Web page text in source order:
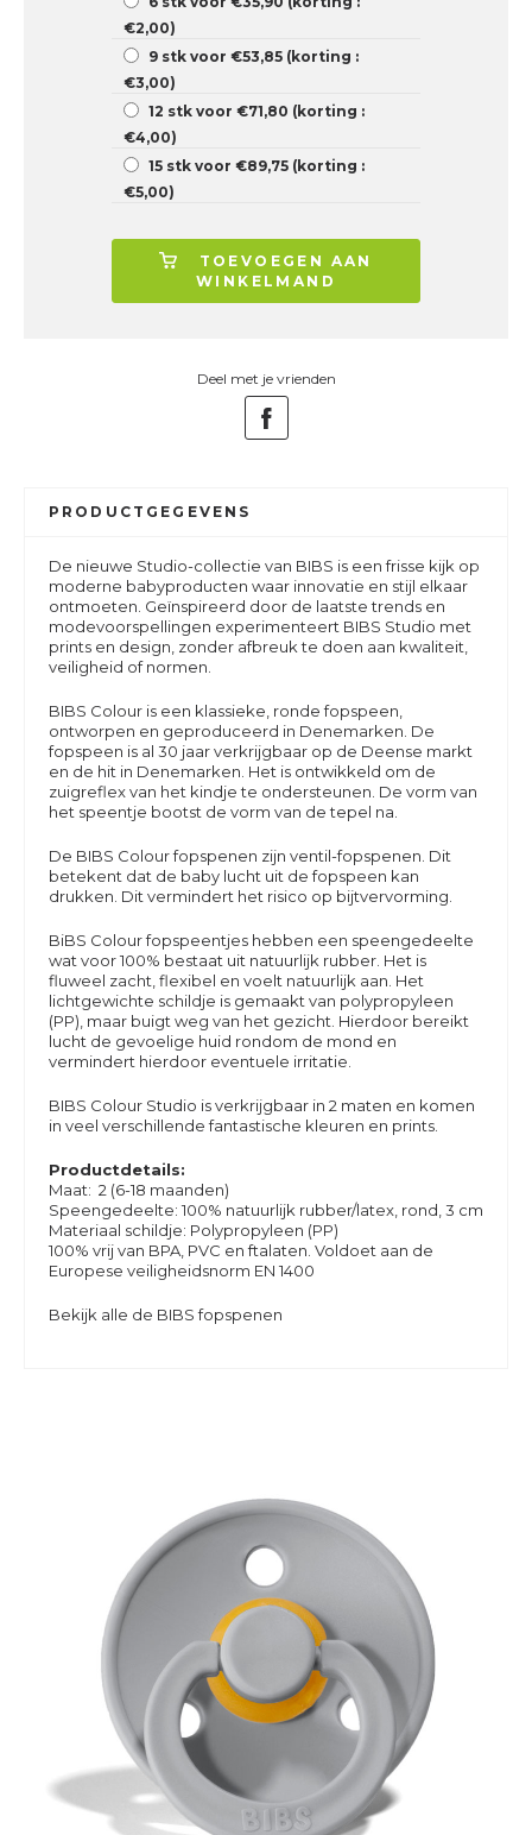
€2,00)
9 stk voor €53,85 (korting :
€3,00)
12 stk voor €71,80 (korting :
€4,00)
15 stk voor €89,75 (korting :
€5,00)
TOEVOEGEN AAN
WINKELMAND
Deel met je vrienden
PRODUCTGEGEVENS
De nieuwe Studio-collectie van BIBS is een frisse kijk op
moderne babyproducten waar innovatie en stijl elkaar
ontmoeten. Geïnspireerd door de laatste trends en
modevoorspellingen experimenteert BIBS Studio met
prints en design, zonder afbreuk te doen aan kwaliteit,
veiligheid of normen.
BIBS Colour is een klassieke, ronde fopspeen,
ontworpen en geproduceerd in Denemarken. De
fopspeen is al 30 jaar verkrijgbaar op de Deense markt
en de hit in Denemarken. Het is ontwikkeld om de
zuigreflex van het kindje te ondersteunen. De vorm van
het speentje bootst de vorm van de tepel na.
De BIBS Colour fopspenen zijn ventil-fopspenen. Dit
betekent dat de baby lucht uit de fopspeen kan
drukken. Dit vermindert het risico op bijtvervorming.
BiBS Colour fopspeentjes hebben een speengedeelte
wat voor 100% bestaat uit natuurlijk rubber. Het is
fluweel zacht, flexibel en voelt natuurlijk aan. Het
lichtgewichte schildje is gemaakt van polypropyleen
(PP), maar buigt weg van het gezicht. Hierdoor bereikt
lucht de gevoelige huid rondom de mond en
vermindert hierdoor eventuele irritatie.
BIBS Colour Studio is verkrijgbaar in 2 maten en komen
in veel verschillende fantastische kleuren en prints.
Productdetails:
Maat: 2 (6-18 maanden)
Speengedeelte: 100% natuurlijk rubber/latex, rond, 3 cm
Materiaal schildje: Polypropyleen (PP)
100% vrij van BPA, PVC en ftalaten. Voldoet aan de
Europese veiligheidsnorm EN 1400
Bekijk alle de BIBS fopspenen